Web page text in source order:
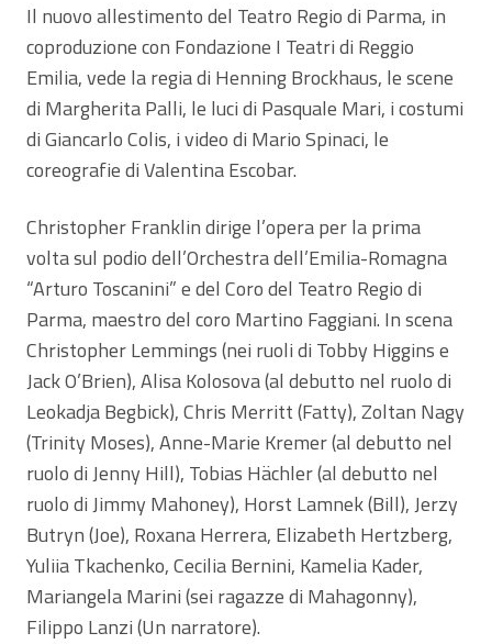
Il nuovo allestimento del Teatro Regio di Parma, in
coproduzione con Fondazione I Teatri di Reggio
Emilia, vede la regia di Henning Brockhaus, le scene
di Margherita Palli, le luci di Pasquale Mari, i costumi
di Giancarlo Colis, i video di Mario Spinaci, le
coreografie di Valentina Escobar.
Christopher Franklin dirige l’opera per la prima
volta sul podio dell’Orchestra dell’Emilia-Romagna
“Arturo Toscanini” e del Coro del Teatro Regio di
Parma, maestro del coro Martino Faggiani. In scena
Christopher Lemmings (nei ruoli di Tobby Higgins e
Jack O’Brien), Alisa Kolosova (al debutto nel ruolo di
Leokadja Begbick), Chris Merritt (Fatty), Zoltan Nagy
(Trinity Moses), Anne-Marie Kremer (al debutto nel
ruolo di Jenny Hill), Tobias Hächler (al debutto nel
ruolo di Jimmy Mahoney), Horst Lamnek (Bill), Jerzy
Butryn (Joe), Roxana Herrera, Elizabeth Hertzberg,
Yuliia Tkachenko, Cecilia Bernini, Kamelia Kader,
Mariangela Marini (sei ragazze di Mahagonny),
Filippo Lanzi (Un narratore).